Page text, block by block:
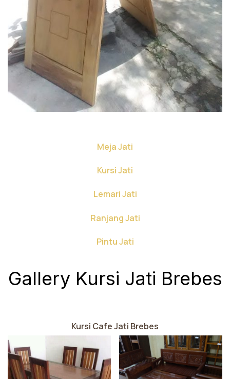
Meja Jati
Kursi Jati
Lemari Jati
Ranjang Jati
Pintu Jati
Gallery Kursi Jati Brebes
Kursi Cafe Jati Brebes